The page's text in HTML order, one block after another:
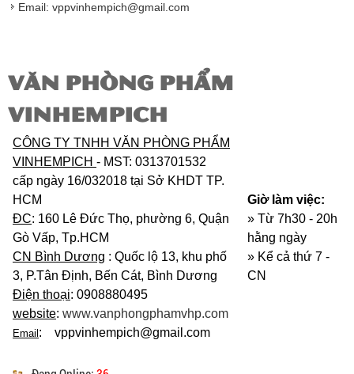
Email: vppvinhempich@gmail.com
VĂN PHÒNG PHẨM
VINHEMPICH
CÔNG TY TNHH VĂN PHÒNG PHẨM
VINHEMPICH - MST: 0313701532
cấp ngày 16/032018 tại Sở KHDT TP.
HCM
ĐC: 160 Lê Đức Thọ, phường 6, Quận
Gò Vấp, Tp.HCM
CN Bình Dương : Quốc lộ 13, khu phố
3, P.Tân Định, Bến Cát, Bình Dương
Điện thoại: 0908880495
website: www.vanphongphamvhp.com
Email : vppvinhempich@gmail.com
Giờ làm việc:
» Từ 7h30 - 20h
hằng ngày
» Kể cả thứ 7 -
CN